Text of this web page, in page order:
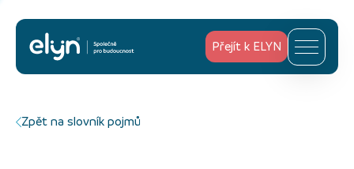
Přejít k ELYN
Zpět na slovník pojmů